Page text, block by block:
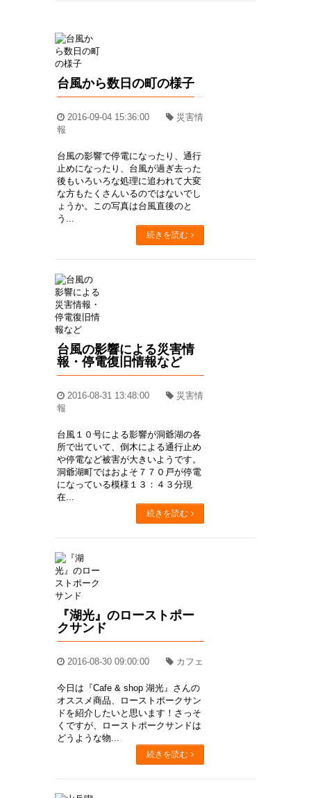
台風から数日の町の様子
2016-09-04 15:36:00
災害情
報
台風の影響で停電になったり、通行
止めになったり、台風が過ぎ去った
後もいろいろな処理に追われて大変
な方もたくさんいるのではないでし
ょうか。この写真は台風直後のと
う...
続きを読む
台風の影響による災害情
報・停電復旧情報など
2016-08-31 13:48:00
災害情
報
台風１０号による影響が洞爺湖の各
所で出ていて、倒木による通行止め
や停電など被害が大きいようです。
洞爺湖町ではおよそ７７０戸が停電
になっている模様１３：４３分現
在...
続きを読む
『湖光』のローストポー
クサンド
2016-08-30 09:00:00 カフェ
今日は『Cafe & shop 湖光』さんの
オススメ商品、ローストポークサン
ドを紹介したいと思います！さっそ
くですが、ローストポークサンドは
どうような物...
続きを読む